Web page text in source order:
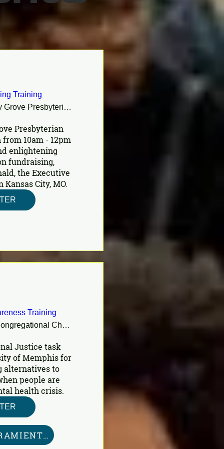
Training
Shady Grove Presbyterian Church
Presbyterian
10am - 12pm
enlightening
fundraising,
the Executive
Kansas City, MO.
Training
First Congregational Church
Justice task
of Memphis for
alternatives to
people are
health crisis.
KIT DE HERRAMIENTAS AQUÍ